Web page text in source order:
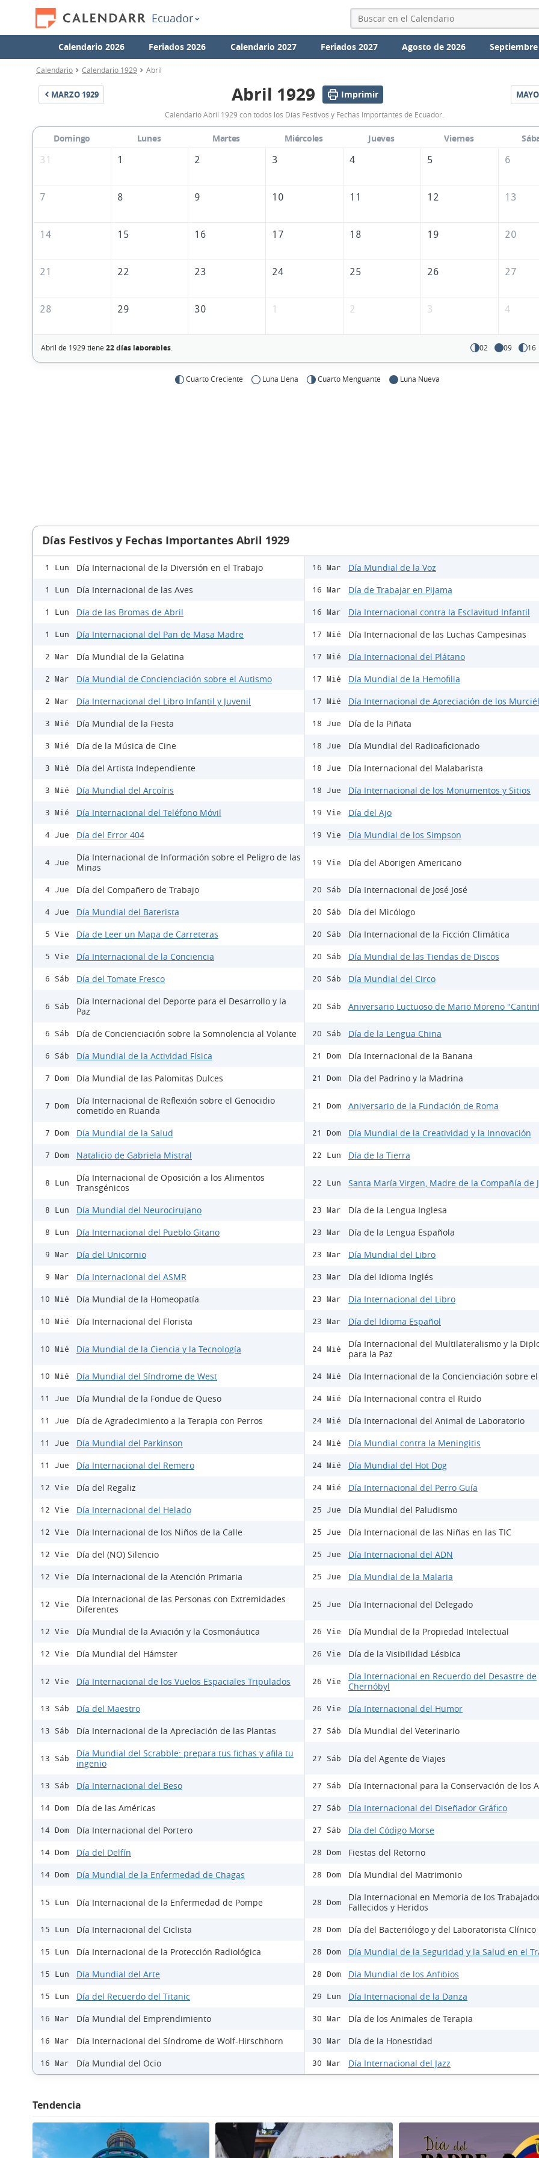
Ecuador
Calendario 2026 Feriados 2026 Calendario 2027 Feriados 2027 Agosto de 2026
Calendario Calendario 1929 Abril
MARZO 1929
Calendario
Abril
1929
Ecuador
Abril 1929 Imprimir MAYO
Calendario Abril 1929 con todos los Días Festivos y Fechas Importantes de Ecuador.
Domingo Lunes Martes Miércoles Jueves Viernes
31
1 2 3 4 5 6
7 8 9 10 11 12 13
14 15 16 17 18 19 20
21 22 23 24 25 26 27
28 29 30 1 2 3 4
Abril de 1929 tiene 22 días laborables. 02 09 16
Cuarto Creciente Luna Llena Cuarto Menguante Luna Nueva
Días Festivos y Fechas Importantes Abril 1929
1 Lun Día Internacional de la Diversión en el Trabajo
1 Lun Día Internacional de las Aves
1 Lun Día de las Bromas de Abril
1 Lun Día Internacional del Pan de Masa Madre
2 Mar Día Mundial de la Gelatina
2 Mar Día Mundial de Concienciación sobre el Autismo
2 Mar Día Internacional del Libro Infantil y Juvenil
3 Mié Día Mundial de la Fiesta
3 Mié Día de la Música de Cine
3 Mié Día del Artista Independiente
3 Mié Día Mundial del Arcoíris
3 Mié Día Internacional del Teléfono Móvil
4 Jue Día del Error 404
4 Jue
Día Internacional de Información sobre el Peligro de las
Minas
4 Jue Día del Compañero de Trabajo
4 Jue Día Mundial del Baterista
5 Vie Día de Leer un Mapa de Carreteras
5 Vie Día Internacional de la Conciencia
6 Sáb Día del Tomate Fresco
6 Sáb
Día Internacional del Deporte para el Desarrollo y la
Paz
6 Sáb Día de Concienciación sobre la Somnolencia al Volante
6 Sáb Día Mundial de la Actividad Física
7 Dom Día Mundial de las Palomitas Dulces
7 Dom
Día Internacional de Reflexión sobre el Genocidio
cometido en Ruanda
7 Dom Día Mundial de la Salud
7 Dom Natalicio de Gabriela Mistral
8 Lun
Día Internacional de Oposición a los Alimentos
Transgénicos
8 Lun Día Mundial del Neurocirujano
8 Lun Día Internacional del Pueblo Gitano
9 Mar Día del Unicornio
9 Mar Día Internacional del ASMR
10 Mié Día Mundial de la Homeopatía
10 Mié Día Internacional del Florista
10 Mié Día Mundial de la Ciencia y la Tecnología
10 Mié Día Mundial del Síndrome de West
11 Jue Día Mundial de la Fondue de Queso
11 Jue Día de Agradecimiento a la Terapia con Perros
11 Jue Día Mundial del Parkinson
11 Jue Día Internacional del Remero
12 Vie Día del Regaliz
12 Vie Día Internacional del Helado
12 Vie Día Internacional de los Niños de la Calle
12 Vie Día del (NO) Silencio
12 Vie Día Internacional de la Atención Primaria
12 Vie
Día Internacional de las Personas con Extremidades
Diferentes
12 Vie Día Mundial de la Aviación y la Cosmonáutica
12 Vie Día Mundial del Hámster
12 Vie Día Internacional de los Vuelos Espaciales Tripulados
13 Sáb Día del Maestro
13 Sáb Día Internacional de la Apreciación de las Plantas
13 Sáb
Día Mundial del Scrabble: prepara tus fichas y afila tu
ingenio
13 Sáb Día Internacional del Beso
14 Dom Día de las Américas
14 Dom Día Internacional del Portero
14 Dom Día del Delfín
14 Dom Día Mundial de la Enfermedad de Chagas
15 Lun Día Internacional de la Enfermedad de Pompe
15 Lun Día Internacional del Ciclista
15 Lun Día Internacional de la Protección Radiológica
15 Lun Día Mundial del Arte
15 Lun Día del Recuerdo del Titanic
16 Mar Día Mundial del Emprendimiento
16 Mar Día Internacional del Síndrome de Wolf-Hirschhorn
16 Mar Día Mundial del Ocio
16 Mar Día Mundial de la Voz
16 Mar Día de Trabajar en Pijama
16 Mar Día Internacional contra la Esclavitud Infantil
17 Mié Día Internacional de las Luchas Campesinas
17 Mié Día Internacional del Plátano
17 Mié Día Mundial de la Hemofilia
17 Mié Día Internacional de Apreciación de los
18 Jue Día de la Piñata
18 Jue Día Mundial del Radioaficionado
18 Jue Día Internacional del Malabarista
18 Jue Día Internacional de los Monumentos y Sitios
19 Vie Día del Ajo
19 Vie Día Mundial de los Simpson
19 Vie Día del Aborigen Americano
20 Sáb Día Internacional de José José
20 Sáb Día del Micólogo
20 Sáb Día Internacional de la Ficción Climática
20 Sáb Día Mundial de las Tiendas de Discos
20 Sáb Día Mundial del Circo
20 Sáb Aniversario Luctuoso de Mario Moreno
20 Sáb Día de la Lengua China
21 Dom Día Internacional de la Banana
21 Dom Día del Padrino y la Madrina
21 Dom Aniversario de la Fundación de Roma
21 Dom Día Mundial de la Creatividad y la Innovación
22 Lun Día de la Tierra
22 Lun Santa María Virgen, Madre de la Compañía de
23 Mar Día de la Lengua Inglesa
23 Mar Día de la Lengua Española
23 Mar Día Mundial del Libro
23 Mar Día del Idioma Inglés
23 Mar Día Internacional del Libro
23 Mar Día del Idioma Español
24 Mié
Día Internacional del Multilateralismo y la
para la Paz
24 Mié Día Internacional de la Concienciación sobre
24 Mié Día Internacional contra el Ruido
24 Mié Día Internacional del Animal de Laboratorio
24 Mié Día Mundial contra la Meningitis
24 Mié Día Mundial del Hot Dog
24 Mié Día Internacional del Perro Guía
25 Jue Día Mundial del Paludismo
25 Jue Día Internacional de las Niñas en las TIC
25 Jue Día Internacional del ADN
25 Jue Día Mundial de la Malaria
25 Jue Día Internacional del Delegado
26 Vie Día Mundial de la Propiedad Intelectual
26 Vie Día de la Visibilidad Lésbica
26 Vie
Día Internacional en Recuerdo del Desastre de
Chernóbyl
26 Vie Día Internacional del Humor
27 Sáb Día Mundial del Veterinario
27 Sáb Día del Agente de Viajes
27 Sáb Día Internacional para la Conservación de los
27 Sáb Día Internacional del Diseñador Gráfico
27 Sáb Día del Código Morse
28 Dom Fiestas del Retorno
28 Dom Día Mundial del Matrimonio
28 Dom
Día Internacional en Memoria de los
Fallecidos y Heridos
28 Dom Día del Bacteriólogo y del Laboratorista Clínico
28 Dom Día Mundial de la Seguridad y la Salud en el
28 Dom Día Mundial de los Anfibios
29 Lun Día Internacional de la Danza
30 Mar Día de los Animales de Terapia
30 Mar Día de la Honestidad
30 Mar Día Internacional del Jazz
Tendencia